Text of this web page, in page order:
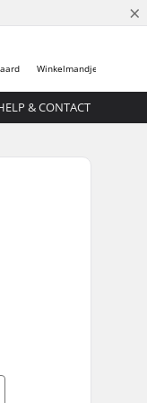
×
Winkelmandje
& CONTACT